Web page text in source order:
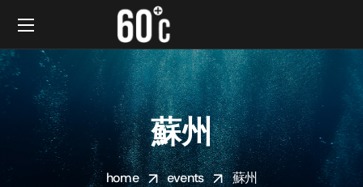
蘇州
home events 蘇州